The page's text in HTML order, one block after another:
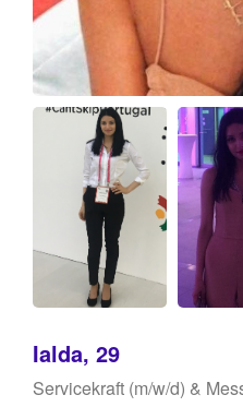
Ialda, 29
Servicekraft (m/w/d) &